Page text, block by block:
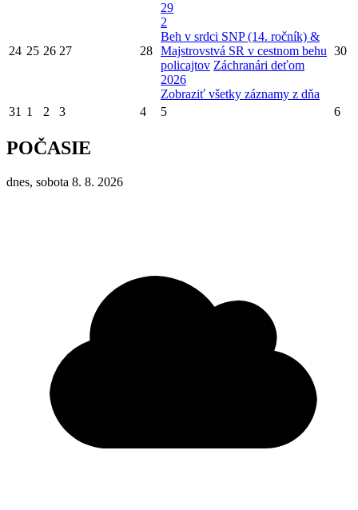
24 25 26 27 28
29
2
Beh v srdci SNP (14. ročník) &
Majstrovstvá SR v cestnom behu
policajtov Záchranári deťom
2026
Zobraziť všetky záznamy z dňa
30
31 1 2 3 4 5 6
POČASIE
dnes, sobota 8. 8. 2026